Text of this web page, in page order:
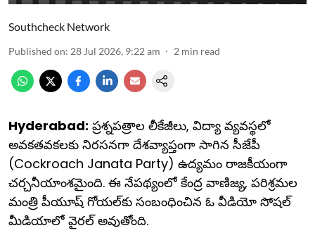
Southcheck Network
Published on: 28 Jul 2026, 9:22 am 2 min read
Hyderabad: ప్రశ్నపత్రాల లీకేజీలు, విద్యా వ్యవస్థలో
అవకతవకలకు నిరసనగా దేశవ్యాప్తంగా సాగిన సీజేపీ
(Cockroach Janata Party) ఉద్యమం రాజకీయంగా
చర్చనీయాంశమైంది. ఈ నేపథ్యంలో కేంద్ర వాణిజ్య, పరిశ్రమల
మంత్రి పీయూష్ గోయల్‌కు సంబంధించిన ఓ వీడియో సోషల్
మీడియాలో వైరల్ అవుతోంది.